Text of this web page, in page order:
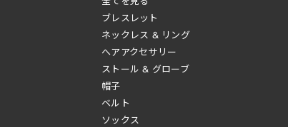
ブレスレット
ネックレス & リング
へアアクセサリー
ストール & グローブ
帽子
ベルト
ソックス